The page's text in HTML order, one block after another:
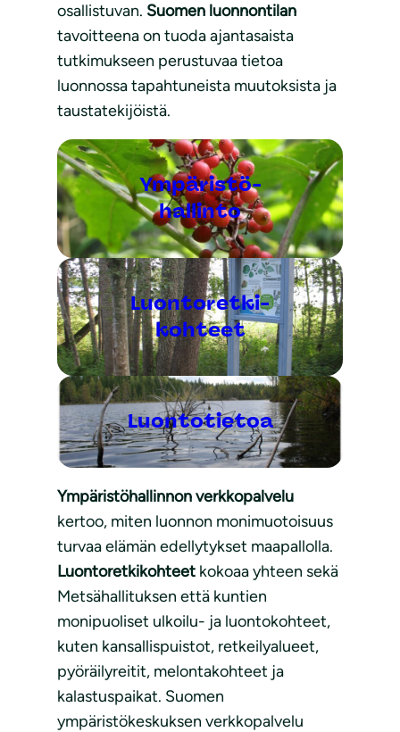
osallistuvan. Suomen luonnontilan
tavoitteena on tuoda ajantasaista
tutkimukseen perustuvaa tietoa
luonnossa tapahtuneista muutoksista ja
taustatekijöistä.
Ympäristö-
hallinto
Luontoretki-
kohteet
Luontotietoa
Ympäristöhallinnon verkkopalvelu
kertoo, miten luonnon monimuotoisuus
turvaa elämän edellytykset maapallolla.
Luontoretkikohteet kokoaa yhteen sekä
Metsähallituksen että kuntien
monipuoliset ulkoilu- ja luontokohteet,
kuten kansallispuistot, retkeilyalueet,
pyöräilyreitit, melontakohteet ja
kalastuspaikat. Suomen
ympäristökeskuksen verkkopalvelu